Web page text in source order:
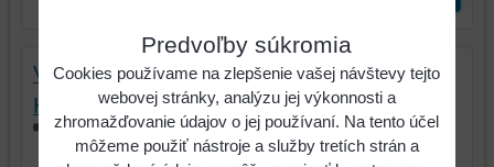
Výstružník strojný s kužeľovou stopkou,
HSS Co, DIN 208/B, PROFI
Od rozmeru 10,00 mm
Predvoľby súkromia
Cookies používame na zlepšenie vašej návštevy tejto
webovej stránky, analýzu jej výkonnosti a
zhromažďovanie údajov o jej používaní. Na tento účel
môžeme použiť nástroje a služby tretích strán a